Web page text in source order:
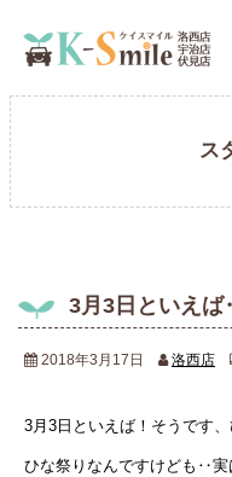
ス
3月3日といえ
2018年3月17日 洛西店
3月3日といえば！そうです、
ひな祭りなんですけども‥実